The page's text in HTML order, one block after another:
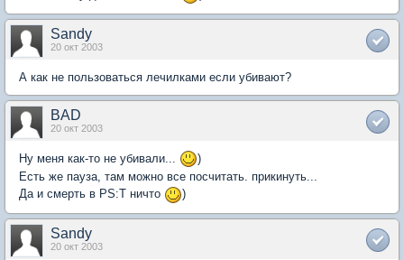
Sandy
20 окт 2003
А как не пользоваться лечилками если убивают?
BAD
20 окт 2003
Ну меня как-то не убивали...
)
Есть же пауза, там можно все посчитать. прикинуть...
Да и смерть в PS:T ничто
)
Sandy
20 окт 2003